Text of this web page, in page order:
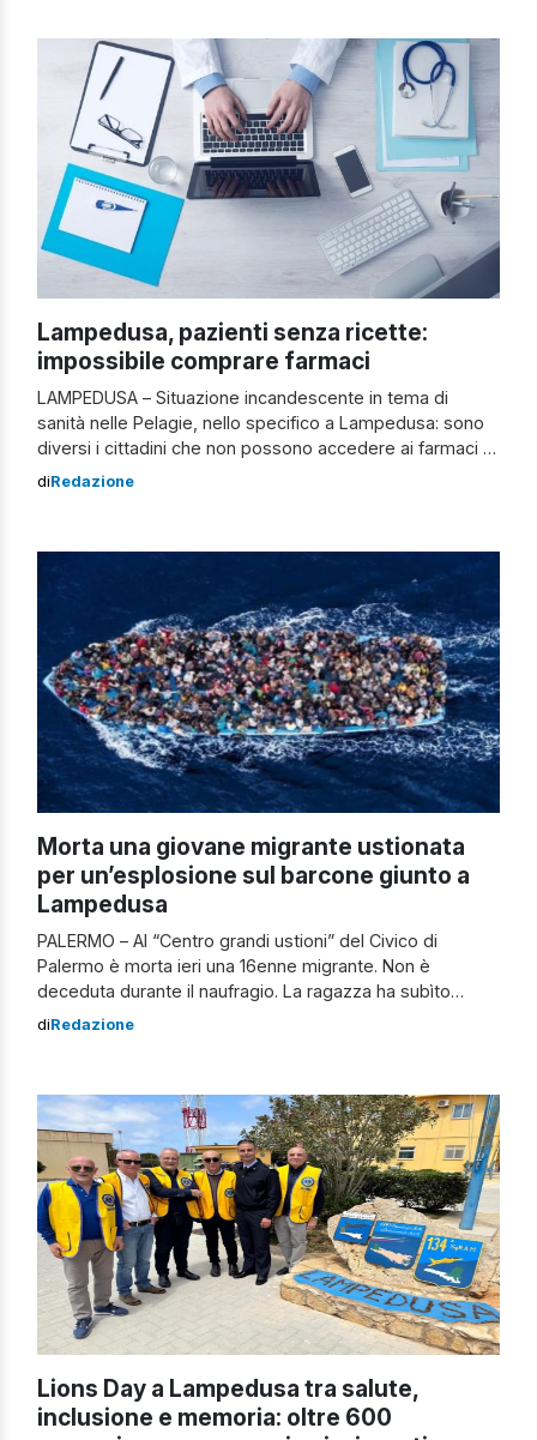
delle Pelagie. A questi […]
Lampedusa, pazienti senza ricette:
impossibile comprare farmaci
LAMPEDUSA – Situazione incandescente in tema di
sanità nelle Pelagie, nello specifico a Lampedusa: sono
diversi i cittadini che non possono accedere ai farmaci di
base. Il motivo? Il nuovo medico di base – Dionysios
diRedazione
Morta una giovane migrante ustionata
per un’esplosione sul barcone giunto a
Lampedusa
PALERMO – Al “Centro grandi ustioni” del Civico di
Palermo è morta ieri una 16enne migrante. Non è
deceduta durante il naufragio. La ragazza ha subìto
violenze e privazioni indicibili in Libia, dove ha vissuto un
in […]
diRedazione
Lions Day a Lampedusa tra salute,
inclusione e memoria: oltre 600